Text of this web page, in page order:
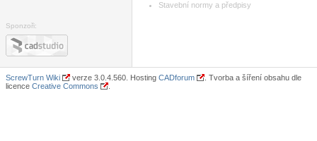
Sponzoři:
Stavební normy a předpisy
ScrewTurn Wiki verze 3.0.4.560. Hosting CADforum
. Tvorba a šíření obsahu dle
licence Creative Commons